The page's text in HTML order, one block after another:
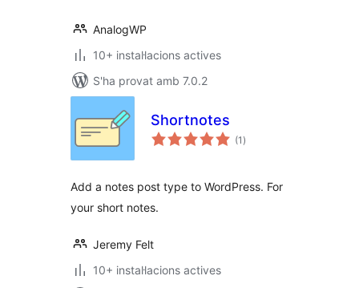
AnalogWP
10+ instal·lacions actives
S'ha provat amb 7.0.2
Shortnotes
(1 puntuacions
totals
)
Add a notes post type to WordPress. For
your short notes.
Jeremy Felt
10+ instal·lacions actives